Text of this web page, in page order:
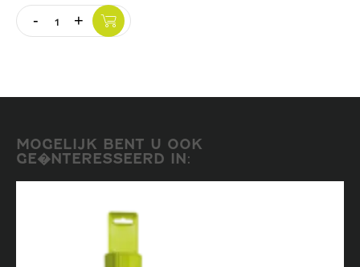
Quantity
- +
MOGELIJK BENT U OOK
GE�NTERESSEERD IN:
Vloer